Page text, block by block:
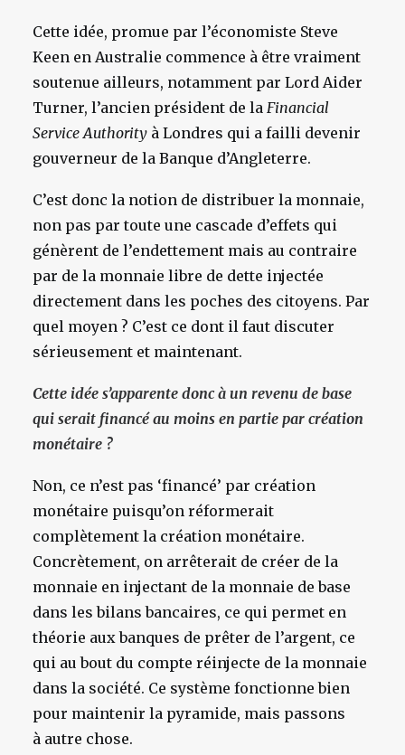
Cette idée, promue par l’économiste Steve
Keen en Australie commence à être vraiment
soutenue ailleurs, notamment par Lord Aider
Turner, l’ancien président de la Financial
Service Authority à Londres qui a failli devenir
gouverneur de la Banque d’Angleterre.
C’est donc la notion de distribuer la monnaie,
non pas par toute une cascade d’effets qui
génèrent de l’endettement mais au contraire
par de la monnaie libre de dette injectée
directement dans les poches des citoyens. Par
quel moyen ? C’est ce dont il faut discuter
sérieusement et maintenant.
Cette idée s’apparente donc à un revenu de base
qui serait financé au moins en partie par création
monétaire ?
Non, ce n’est pas ‘financé’ par création
monétaire puisqu’on réformerait
complètement la création monétaire.
Concrètement, on arrêterait de créer de la
monnaie en injectant de la monnaie de base
dans les bilans bancaires, ce qui permet en
théorie aux banques de prêter de l’argent, ce
qui au bout du compte réinjecte de la monnaie
dans la société. Ce système fonctionne bien
pour maintenir la pyramide, mais passons
à autre chose.